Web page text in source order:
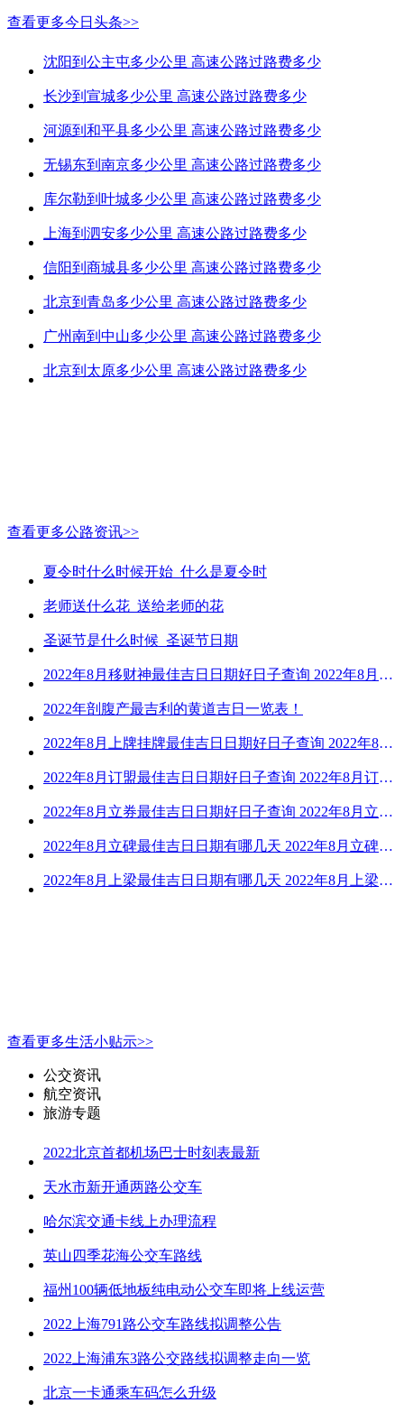
查看更多今日头条>>
沈阳到公主屯多少公里 高速公路过路费多少
长沙到宣城多少公里 高速公路过路费多少
河源到和平县多少公里 高速公路过路费多少
无锡东到南京多少公里 高速公路过路费多少
库尔勒到叶城多少公里 高速公路过路费多少
上海到泗安多少公里 高速公路过路费多少
信阳到商城县多少公里 高速公路过路费多少
北京到青岛多少公里 高速公路过路费多少
广州南到中山多少公里 高速公路过路费多少
北京到太原多少公里 高速公路过路费多少
查看更多公路资讯>>
夏令时什么时候开始_什么是夏令时
老师送什么花_送给老师的花
圣诞节是什么时候_圣诞节日期
2022年8月移财神最佳吉日日期好日子查询 2022年8月移财神吉日一览
2022年剖腹产最吉利的黄道吉日一览表！
2022年8月上牌挂牌最佳吉日日期好日子查询 2022年8月上牌吉日精选
2022年8月订盟最佳吉日日期好日子查询 2022年8月订盟黄道吉日一览
2022年8月立券最佳吉日日期好日子查询 2022年8月立券的黄道吉日一览
2022年8月立碑最佳吉日日期有哪几天 2022年8月立碑吉日查询
2022年8月上梁最佳吉日日期有哪几天 2022年8月上梁的黄道吉日
查看更多生活小贴示>>
公交资讯
航空资讯
旅游专题
2022北京首都机场巴士时刻表最新
天水市新开通两路公交车
哈尔滨交通卡线上办理流程
英山四季花海公交车路线
福州100辆低地板纯电动公交车即将上线运营
2022上海791路公交车路线拟调整公告
2022上海浦东3路公交路线拟调整走向一览
北京一卡通乘车码怎么升级